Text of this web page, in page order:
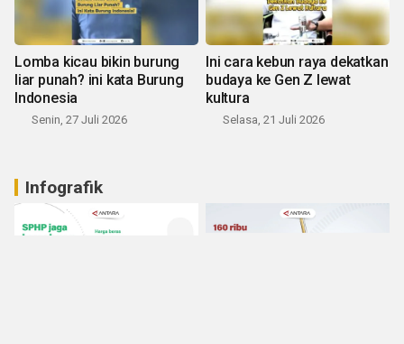
Lomba kicau bikin burung
liar punah? ini kata Burung
Indonesia
Senin, 27 Juli 2026
Ini cara kebun raya dekatkan
budaya ke Gen Z lewat
kultura
Selasa, 21 Juli 2026
Infografik